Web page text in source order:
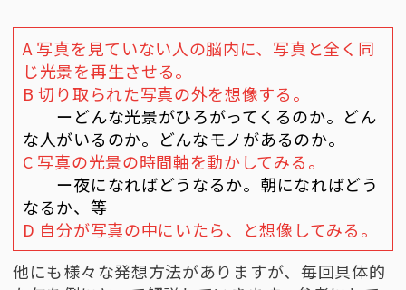
A 写真を見ていない人の脳内に、写真と全く同
じ光景を再生させる。
B 切り取られた写真の外を想像する。
ーどんな光景がひろがってくるのか。どん
な人がいるのか。どんなモノがあるのか。
C 写真の光景の時間軸を動かしてみる。
ー夜になればどうなるか。朝になればどう
なるか、等
D 自分が写真の中にいたら、と想像してみる。
他にも様々な発想方法がありますが、毎回具体的